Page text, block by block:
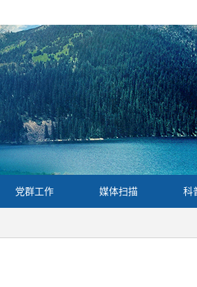
党群工作 媒体扫描 科